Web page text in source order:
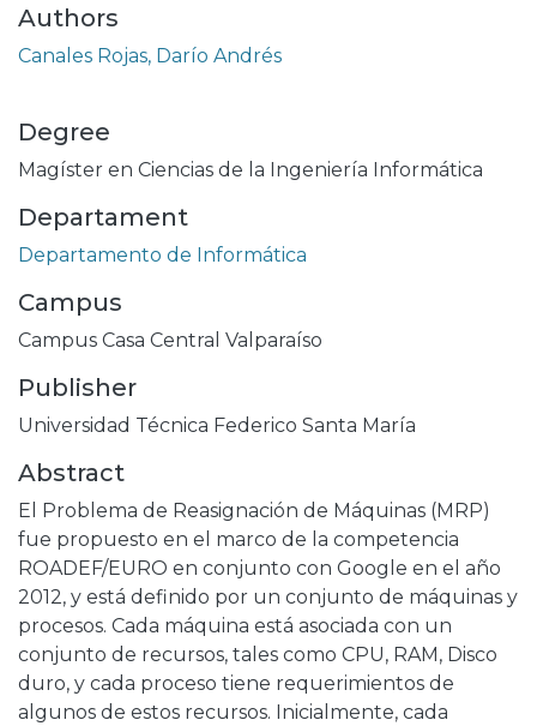
Authors
Canales Rojas, Darío Andrés
Degree
Magíster en Ciencias de la Ingeniería Informática
Departament
Departamento de Informática
Campus
Campus Casa Central Valparaíso
Publisher
Universidad Técnica Federico Santa María
Abstract
El Problema de Reasignación de Máquinas (MRP)
fue propuesto en el marco de la competencia
ROADEF/EURO en conjunto con Google en el año
2012, y está definido por un conjunto de máquinas y
procesos. Cada máquina está asociada con un
conjunto de recursos, tales como CPU, RAM, Disco
duro, y cada proceso tiene requerimientos de
algunos de estos recursos. Inicialmente, cada